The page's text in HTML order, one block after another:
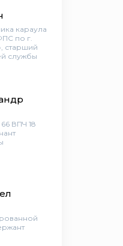
караула
по г.
старший
службы
ВПЧ 18